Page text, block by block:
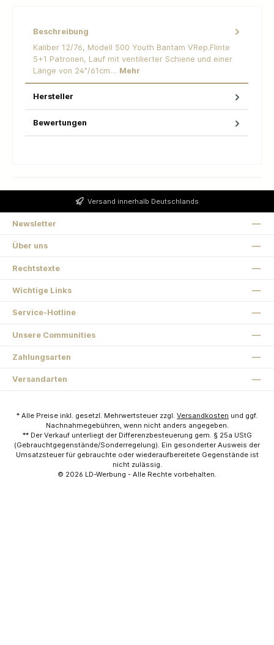
Beschreibung
Kaliber 12/76, Modell 500 Youth Bantam VRep.Flinte
5+1 Patronen, Lauf mit ventilierter Schiene und einer
Länge von 24"/61cm… Mehr
Hersteller
Bewertungen
Versand innerhalb Deutschlands
Newsletter
Über uns
Rechtstexte
Wichtige Links
Service-Hotline
Unsere Communities
Zahlungsarten
Versandarten
* Alle Preise inkl. gesetzl. Mehrwertsteuer zzgl. Versandkosten und ggf.
Nachnahmegebühren, wenn nicht anders angegeben.
** Der Verkauf unterliegt der Differenzbesteuerung gem. § 25a UStG
(Gebrauchtgegenstände/Sonderregelung). Ein gesonderter Ausweis der
Umsatzsteuer für gebrauchte oder wiederaufbereitete Gegenstände ist
nicht zulässig.
© 2026 LD-Werbung - Alle Rechte vorbehalten.